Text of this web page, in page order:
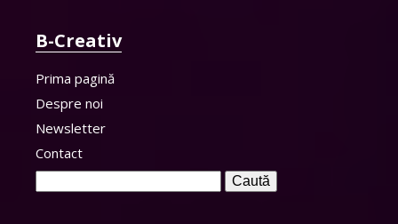
B-Creativ
Prima pagină
Despre noi
Newsletter
Contact